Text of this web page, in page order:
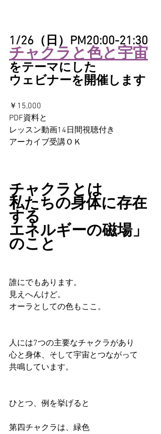
1/26（日）PM20:00-21:30
チャクラと色と宇宙
をテーマにした
ウェビナーを開催します
￥15,000
PDF資料と
レッスン動画14日間視聴付き
アーカイブ受講ＯＫ
チャクラとは
私たちの身体に存在
する
エネルギーの磁場」
のこと
誰にでもあります。
見えへんけど。
オーラとしての色もここ。
人には7つの主要なチャクラがあり
心と身体、そして宇宙とつながって
共鳴しています。
ひとつ、例を挙げると
第四チャクラは、緑色